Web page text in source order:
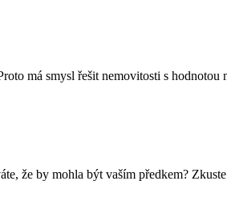
má smysl řešit nemovitosti s
že by mohla být vaším předkem?